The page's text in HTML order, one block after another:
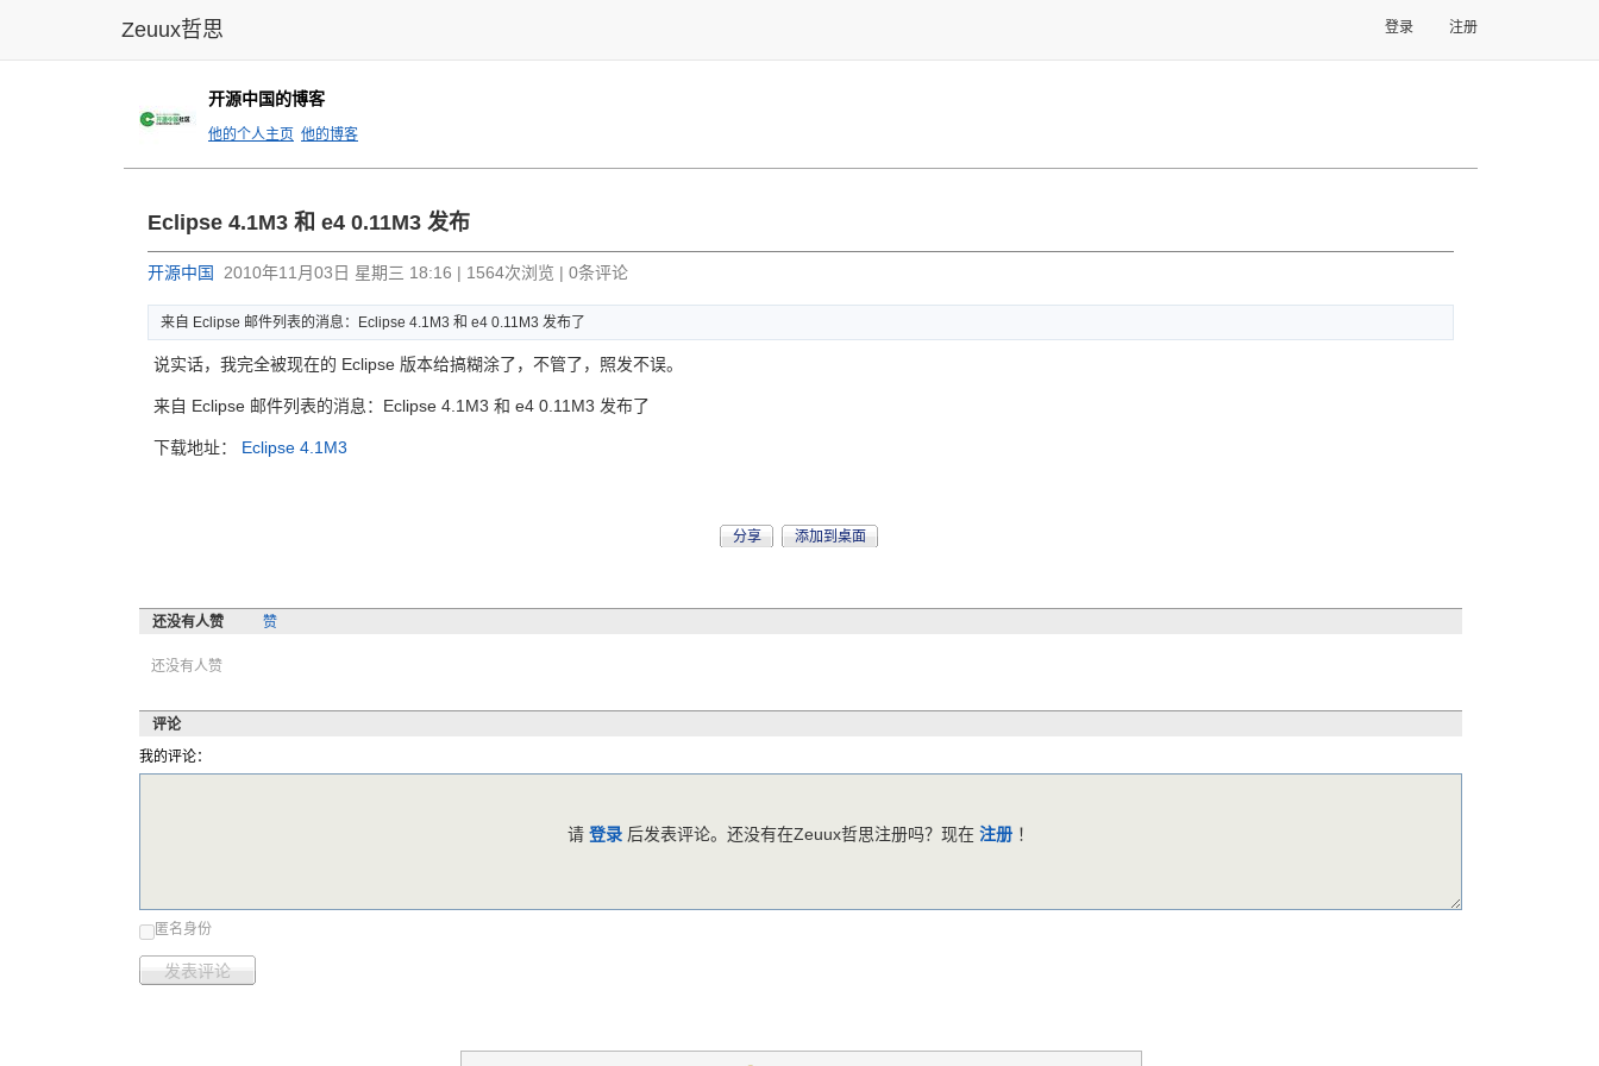
Zeuux哲思 登录 注册
开源中国的博客
他的个人主页 他的博客
Eclipse 4.1M3 和 e4 0.11M3 发布
开源中国 2010年11月03日 星期三 18:16 | 1564次浏览 | 0条评论
来自 Eclipse 邮件列表的消息：Eclipse 4.1M3 和 e4 0.11M3 发布了
说实话，我完全被现在的 Eclipse 版本给搞糊涂了，不管了，照发不误。
来自 Eclipse 邮件列表的消息：Eclipse 4.1M3 和 e4 0.11M3 发布了
下载地址： Eclipse 4.1M3
分享 添加到桌面
还没有人赞 赞
还没有人赞
评论
我的评论：
匿名身份
发表评论
请 登录 后发表评论。还没有在Zeuux哲思注册吗？现在 注册 ！